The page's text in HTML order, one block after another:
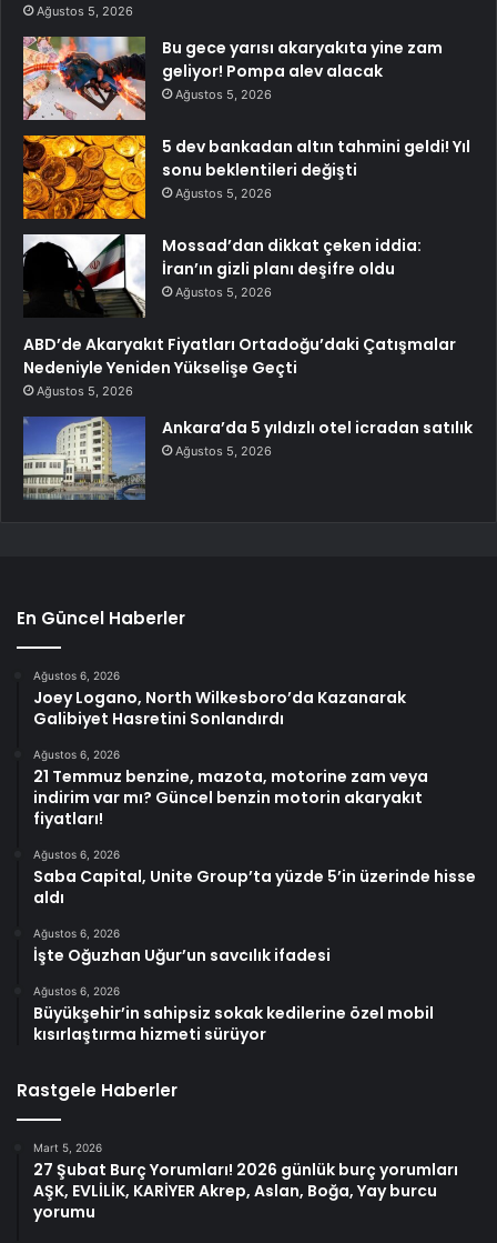
Ağustos 5, 2026
Bu gece yarısı akaryakıta yine zam
geliyor! Pompa alev alacak
Ağustos 5, 2026
5 dev bankadan altın tahmini geldi! Yıl
sonu beklentileri değişti
Ağustos 5, 2026
Mossad’dan dikkat çeken iddia:
İran’ın gizli planı deşifre oldu
Ağustos 5, 2026
ABD’de Akaryakıt Fiyatları Ortadoğu’daki Çatışmalar
Nedeniyle Yeniden Yükselişe Geçti
Ağustos 5, 2026
Ankara’da 5 yıldızlı otel icradan satılık
Ağustos 5, 2026
En Güncel Haberler
Ağustos 6, 2026
Joey Logano, North Wilkesboro’da Kazanarak
Galibiyet Hasretini Sonlandırdı
Ağustos 6, 2026
21 Temmuz benzine, mazota, motorine zam veya
indirim var mı? Güncel benzin motorin akaryakıt
fiyatları!
Ağustos 6, 2026
Saba Capital, Unite Group’ta yüzde 5’in üzerinde hisse
aldı
Ağustos 6, 2026
İşte Oğuzhan Uğur’un savcılık ifadesi
Ağustos 6, 2026
Büyükşehir’in sahipsiz sokak kedilerine özel mobil
kısırlaştırma hizmeti sürüyor
Rastgele Haberler
Mart 5, 2026
27 Şubat Burç Yorumları! 2026 günlük burç yorumları
AŞK, EVLİLİK, KARİYER Akrep, Aslan, Boğa, Yay burcu
yorumu